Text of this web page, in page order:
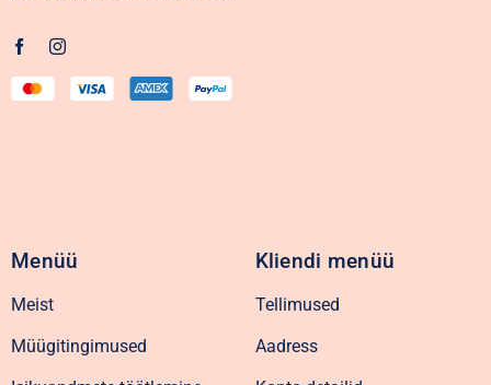
Menüü
Meist
Müügitingimused
Kliendi menüü
Tellimused
Aadress